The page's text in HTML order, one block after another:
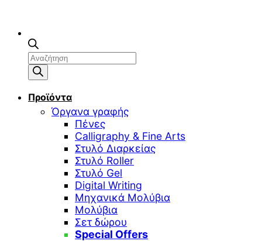
Αναζήτηση
προϊόντων
Προϊόντα
Όργανα γραφής
Πένες
Calligraphy & Fine Arts
Στυλό Διαρκείας
Στυλό Roller
Στυλό Gel
Digital Writing
Μηχανικά Μολύβια
Μολύβια
Σετ δώρου
Special Offers